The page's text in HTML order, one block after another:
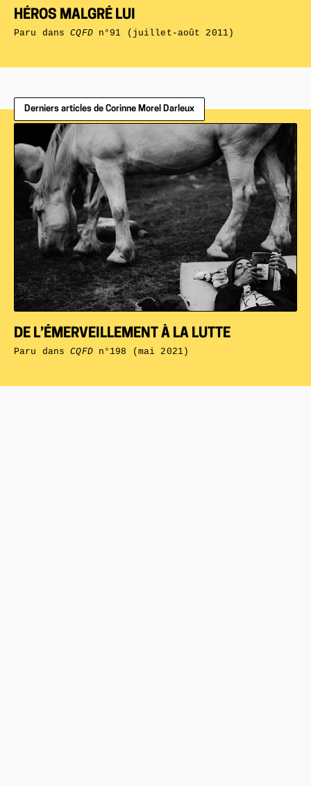
HÉROS MALGRÉ LUI
Paru dansCQFDn°91 (juillet-août 2011)
Derniers articles de Corinne Morel Darleux
DE L’ÉMERVEILLEMENT À LA LUTTE
Paru dansCQFDn°198 (mai 2021)